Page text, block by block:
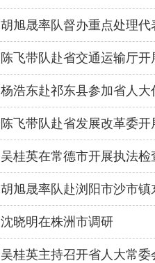
杨浩东赴祁东县参加省人大
吴桂英在常德市开展执法检
胡旭晟率队赴浏阳市沙市
沈晓明在株洲市调研
吴桂英主持召开省人大常委